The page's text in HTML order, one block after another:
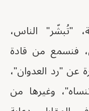
"تُبشّر" الناس،
فنسمع من قادة
"رد العدوان"،
وغيرها من